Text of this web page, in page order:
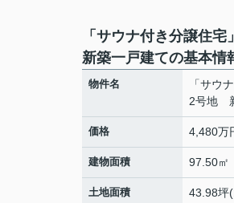
「サウナ付き分譲住
新築一戸建ての基本情
物件名
「サウ
2号地
価格 4,480万
建物面積 97.50㎡
土地面積 43.98坪